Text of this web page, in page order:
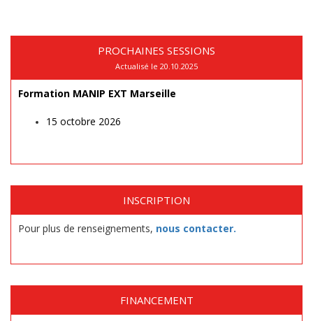
PROCHAINES SESSIONS
Actualisé le 20.10.2025
Formation MANIP EXT Marseille
15 octobre 2026
INSCRIPTION
Pour plus de renseignements, nous contacter.
FINANCEMENT